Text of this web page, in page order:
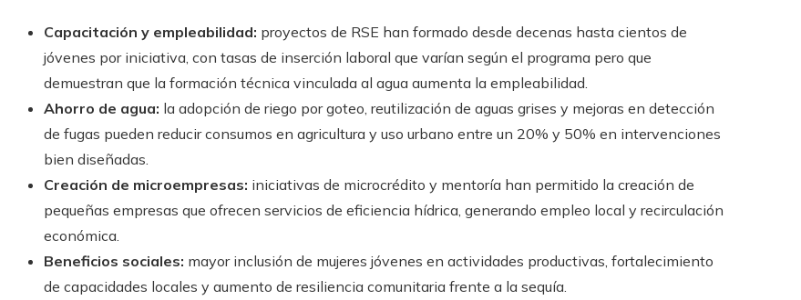
Capacitación y empleabilidad: proyectos de RSE han formado desde decenas hasta cientos de
jóvenes por iniciativa, con tasas de inserción laboral que varían según el programa pero que
demuestran que la formación técnica vinculada al agua aumenta la empleabilidad.
Ahorro de agua: la adopción de riego por goteo, reutilización de aguas grises y mejoras en detección
de fugas pueden reducir consumos en agricultura y uso urbano entre un 20% y 50% en intervenciones
bien diseñadas.
Creación de microempresas: iniciativas de microcrédito y mentoría han permitido la creación de
pequeñas empresas que ofrecen servicios de eficiencia hídrica, generando empleo local y recirculación
económica.
Beneficios sociales: mayor inclusión de mujeres jóvenes en actividades productivas, fortalecimiento
de capacidades locales y aumento de resiliencia comunitaria frente a la sequía.